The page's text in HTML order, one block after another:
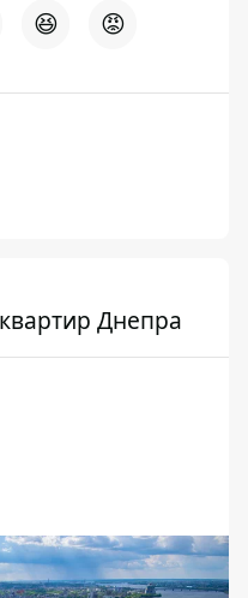
😆 😡
Днепра